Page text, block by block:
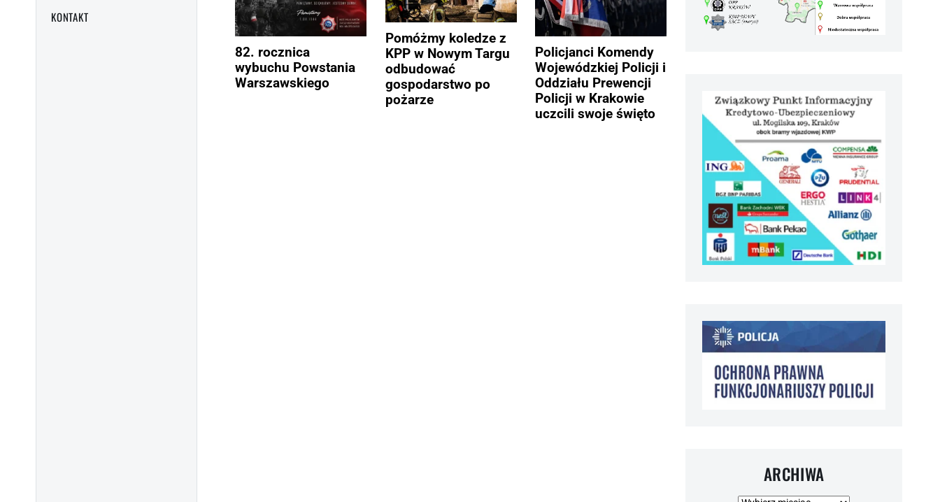
KONTAKT
82. rocznica
wybuchu Powstania
Warszawskiego
Pomóżmy koledze z
KPP w Nowym Targu
odbudować
gospodarstwo po
pożarze
Policjanci Komendy
Wojewódzkiej Policji i
Oddziału Prewencji
Policji w Krakowie
uczcili swoje święto
ARCHIWA